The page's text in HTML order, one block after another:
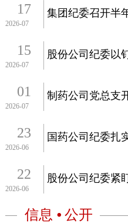
17
2026-07
15
2026-07
01
2026-07
23
2026-06
22
2026-06
信息 ⦁ 公开